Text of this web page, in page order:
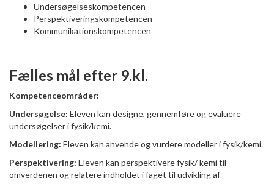
Undersøgelseskompetencen
Perspektiveringskompetencen
Kommunikationskompetencen
Fælles mål efter 9.kl.
Kompetenceområder:
Undersøgelse: Eleven kan designe, gennemføre og evaluere
undersøgelser i fysik/kemi.
Modellering: Eleven kan anvende og vurdere modeller i fysik/kemi.
Perspektivering: Eleven kan perspektivere fysik/ kemi til
omverdenen og relatere indholdet i faget til udvikling af